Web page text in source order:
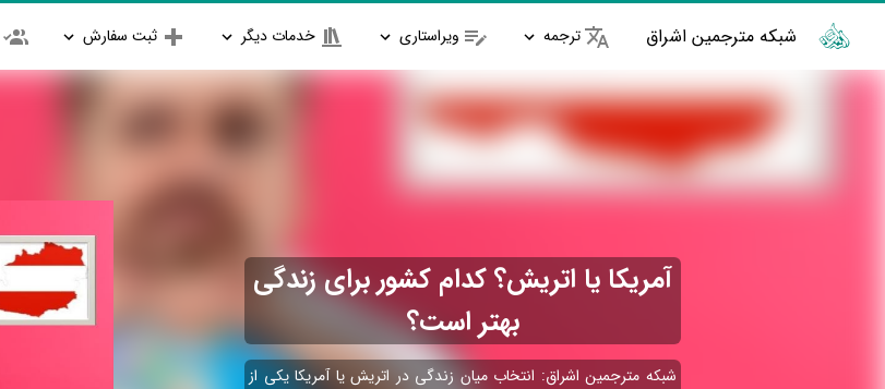
شبکه مترجمین اشراق ترجمه ویراستاری خدمات دیگر ثبت سفارش
آمریکا یا اتریش؟ کدام کشور برای زندگی
بهتر است؟
شبکه مترجمین اشراق: انتخاب میان زندگی در اتریش یا آمریکا یکی از